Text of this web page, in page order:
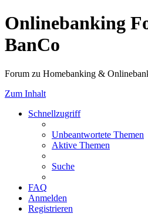
Onlinebanking
BanCo
Forum zu Homebanking &
Zum Inhalt
Schnellzugriff
Unbeantwortete Themen
Aktive Themen
Suche
FAQ
Anmelden
Registrieren